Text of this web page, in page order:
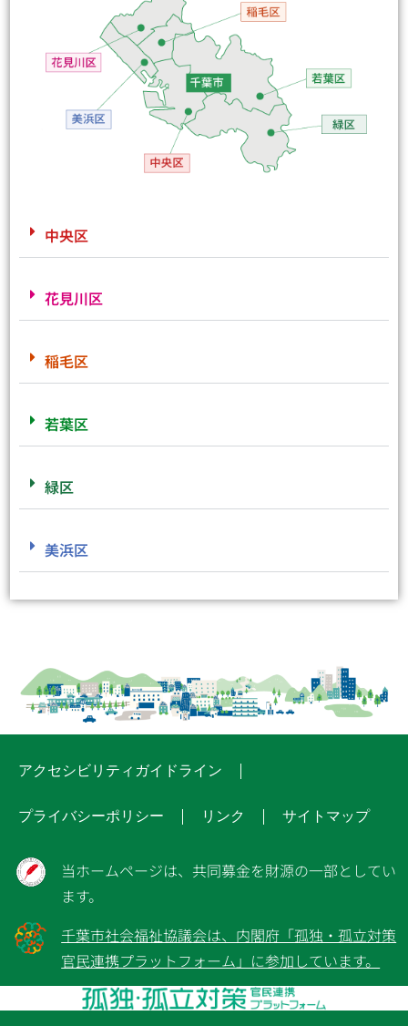
中央区
花見川区
稲毛区
若葉区
緑区
美浜区
アクセシビリティガイドライン
プライバシーポリシー リンク サイトマップ
当ホームページは、共同募金を財源の一部としてい
ます。
千葉市社会福祉協議会は、内閣府「孤独・孤立対策
官民連携プラットフォーム」に参加しています。